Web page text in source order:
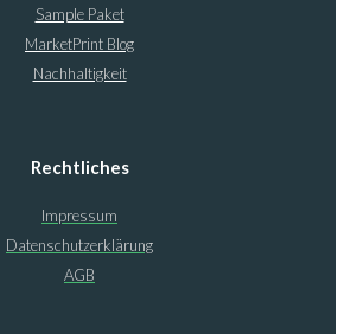
Sample Paket
MarketPrint Blog
Nachhaltigkeit
Rechtliches
Impressum
Datenschutzerklärung
AGB